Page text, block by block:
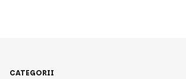
CATEGORII